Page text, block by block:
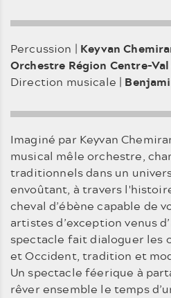
Percussion | Keyvan
Orchestre Région Centre-
Direction musicale |
Imaginé par Keyvan
musical mêle orchestre,
traditionnels dans un
envoûtant, à travers
cheval d’ébène capable de
artistes d’exception venus
spectacle fait dialoguer les
et Occident, tradition et
Un spectacle féerique à
rêver ensemble le temps